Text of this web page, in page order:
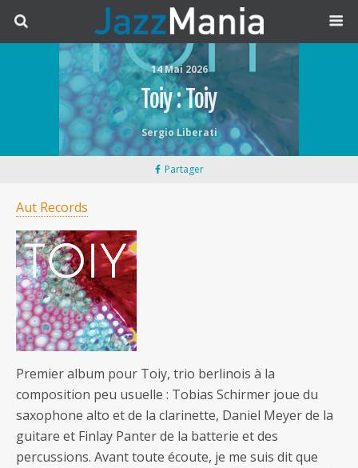
14 Mai 2026
Toiy : Toiy
Sergio Liberati
Partager
Aut Records
Premier album pour Toiy, trio berlinois à la
composition peu usuelle : Tobias Schirmer joue du
saxophone alto et de la clarinette, Daniel Meyer de la
guitare et Finlay Panter de la batterie et des
percussions. Avant toute écoute, je me suis dit que